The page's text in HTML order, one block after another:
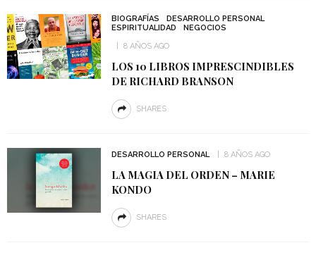
BIOGRAFÍAS
DESARROLLO PERSONAL
ESPIRITUALIDAD
NEGOCIOS
8 AÑOS AGO
LOS 10 LIBROS IMPRESCINDIBLES
DE RICHARD BRANSON
SHARES
DESARROLLO PERSONAL 8 AÑOS AGO
LA MAGIA DEL ORDEN – MARIE
KONDO
SHARES